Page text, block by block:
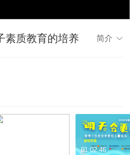
素质教育的培养 简介
01:02:46